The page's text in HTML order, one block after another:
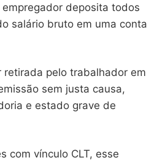
deposita todos
salário bruto em uma conta
retirada pelo trabalhador em
sem justa causa,
e estado grave de
com vínculo CLT, esse